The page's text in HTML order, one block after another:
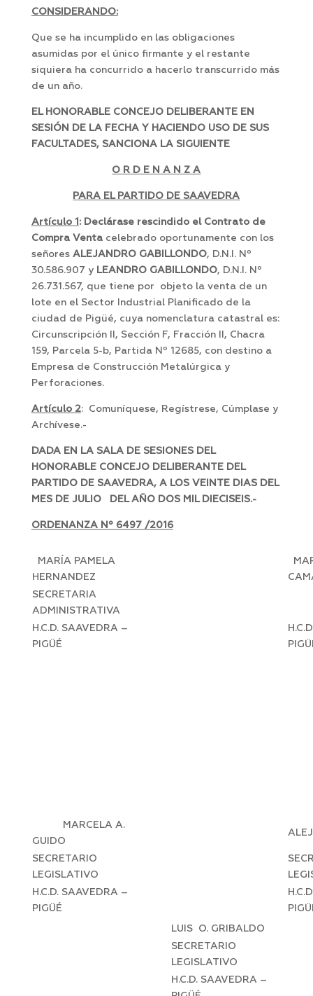
CONSIDERANDO:
Que se ha incumplido en las obligaciones
asumidas por el único firmante y el restante
siquiera ha concurrido a hacerlo transcurrido más
de un año.
EL HONORABLE CONCEJO DELIBERANTE EN
SESIÓN DE LA FECHA Y HACIENDO USO DE SUS
FACULTADES, SANCIONA LA SIGUIENTE
O R D E N A N Z A
PARA EL PARTIDO DE SAAVEDRA
Artículo 1 : Declárase rescindido el Contrato de
Compra Venta celebrado oportunamente con los
señoresALEJANDRO GABILLONDO, D.N.I. Nº
30.586.907 y LEANDRO GABILLONDO, D.N.I. Nº
26.731.567, que tiene por objeto la venta de un
lote en el Sector Industrial Planificado de la
ciudad de Pigüé, cuya nomenclatura catastral es:
Circunscripción II, Sección F, Fracción II, Chacra
159, Parcela 5-b, Partida Nº 12685, con destino a
Empresa de Construcción Metalúrgica y
Perforaciones.
Artículo 2: Comuníquese, Regístrese, Cúmplase y
Archívese.-
DADA EN LA SALA DE SESIONES DEL
HONORABLE CONCEJO DELIBERANTE DEL
PARTIDO DE SAAVEDRA, A LOS VEINTE DIAS DEL
MES DE JULIO DEL AÑO DOS MIL DIECISEIS.-
ORDENANZA Nº 6497 /2016
MARÍA PAMELA
HERNANDEZ
SECRETARIA
ADMINISTRATIVA
H.C.D. SAAVEDRA –
PIGÜÉ
MARCELA A.
GUIDO
SECRETARIO
LEGISLATIVO
H.C.D. SAAVEDRA –
PIGÜÉ
LUIS O. GRIBALDO
SECRETARIO
LEGISLATIVO
H.C.D. SAAVEDRA –